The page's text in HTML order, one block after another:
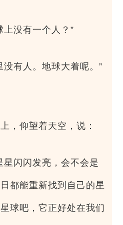
没有一个人？”
没有人。地球大着呢。”
，仰望着天空，说：
星闪闪发亮，会不会是
都能重新找到自己的星
球吧，它正好处在我们